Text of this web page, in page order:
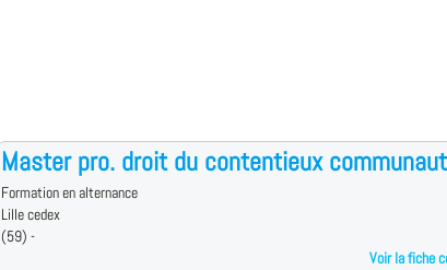
Master pro. droit du contentieux
Formation en alternance
Lille cedex
(59) -
Voir la fiche